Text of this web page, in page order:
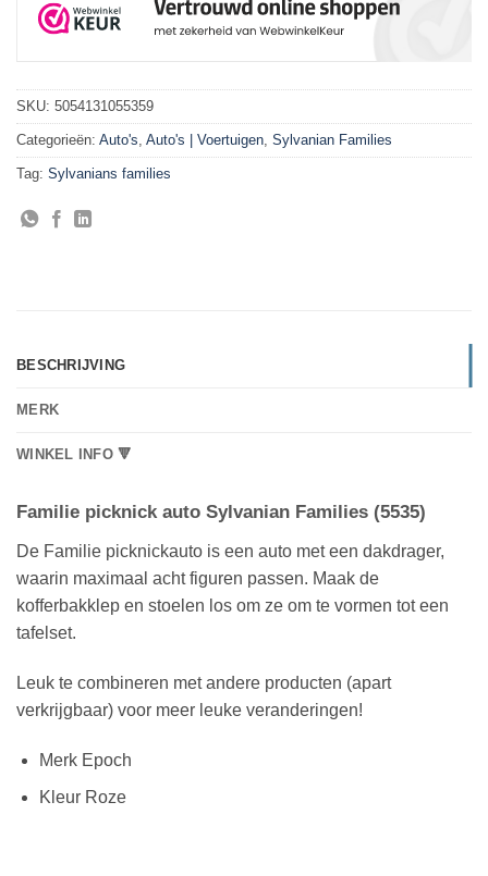
SKU: 5054131055359
Categorieën: Auto's, Auto's | Voertuigen, Sylvanian Families
Tag: Sylvanians families
BESCHRIJVING
MERK
WINKEL INFO 🔻
Familie picknick auto Sylvanian Families (5535)
De Familie picknickauto is een auto met een dakdrager,
waarin maximaal acht figuren passen. Maak de
kofferbakklep en stoelen los om ze om te vormen tot een
tafelset.
Leuk te combineren met andere producten (apart
verkrijgbaar) voor meer leuke veranderingen!
Merk Epoch
Kleur Roze